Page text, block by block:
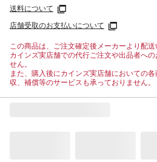
送料について
店舗受取のお支払いについて
この商品は、ご注文確定後メーカーより配
カインズ実店舗での代行ご注文や出品者へ
せん。
また、購入後にカインズ実店舗においての
収、補償等のサービスも承っておりません。